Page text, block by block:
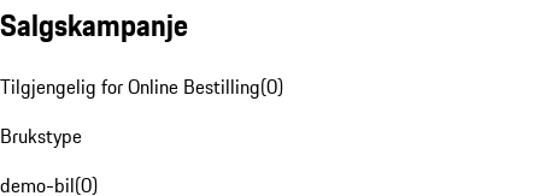
Salgskampanje
Tilgjengelig for Online Bestilling(0)
Brukstype
demo-bil(0)